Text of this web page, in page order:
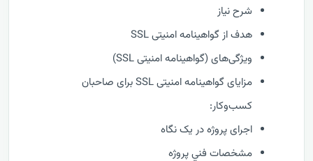
شرح نیاز
هدف از گواهینامه امنیتی SSL
ویژگی‌های (گواهینامه امنیتی SSL)
مزایای گواهینامه امنیتی SSL برای صاحبان
کسب‌وکار:
اجرای پروژه در یک نگاه
مشخصات فني پروژه